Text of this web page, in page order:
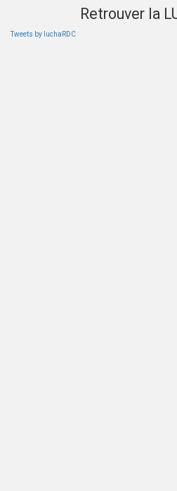
Retrouver la
Tweets by luchaRDC